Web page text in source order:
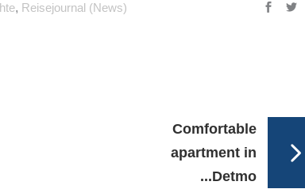
, Reisejournal (News)
Comfortable
apartment in
Detmo...